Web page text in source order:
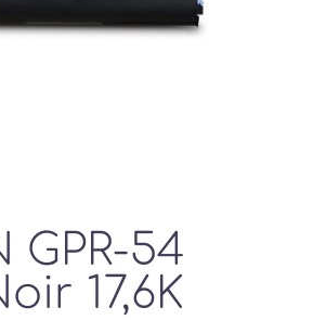
GPR-54
17,6K